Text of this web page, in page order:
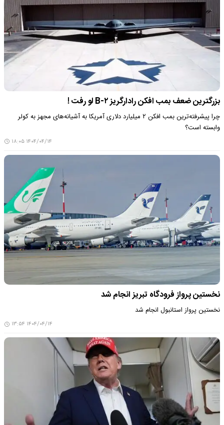
بزرگترین ضعف بمب افکن رادارگریز B-۲ لو رفت !
چرا پیشرفته‌ترین بمب افکن ۲ میلیارد دلاری آمریکا به آشیانه‌های مجهز به کولر
وابسته است؟
۱۴۰۴/۰۴/۱۴ ۱۸:۰۵
نخستین پرواز فرودگاه تبریز انجام شد
نخستین پرواز استانبول انجام شد
۱۴۰۴/۰۴/۱۴ ۱۳:۵۴